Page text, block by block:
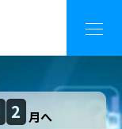
2 月へ